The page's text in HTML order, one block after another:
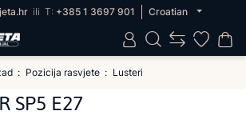
ili T: +385 1 3697 901 Croatian
Pozicija rasvjete Lusteri
SP5 E27